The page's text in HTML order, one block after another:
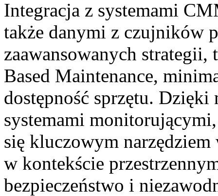
Integracja z systemami
także danymi z czujników
zaawansowanych
Based Maintenance,
dostępność sprzętu. Dzięki
systemami
się kluczowym
w kontekście
bezpieczeństwo i